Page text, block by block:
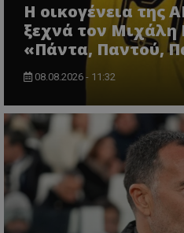
Η οικογένεια της
ξεχνά τον Μιχάλη
«Πάντα, Παντού,
08.08.2026 - 11:32